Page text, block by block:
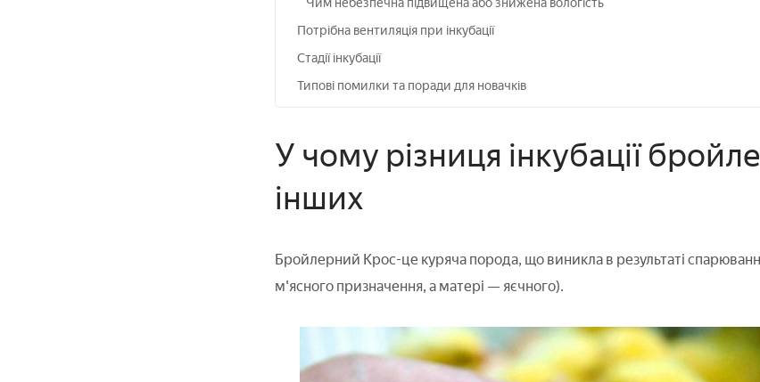
Чим небезпечна підвищена або знижена вологість
Потрібна вентиляція при інкубації
Стадії інкубації
Типові помилки та поради для новачків
У чому різниця інкубації
інших
Бройлерний Крос-це куряча порода, що виникла в результаті
м'ясного призначення, а матері — яєчного).